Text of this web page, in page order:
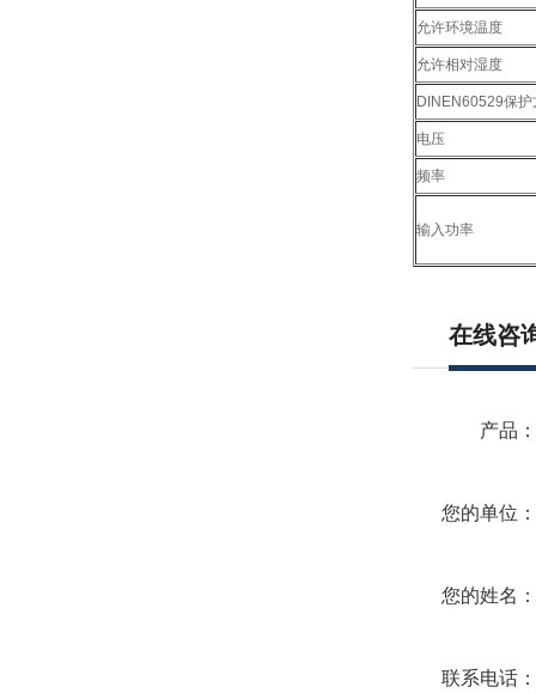
允许环境温度
允许相对湿度
DINEN60529保护
电压
频率
输入功率
在线咨
产品
您的单位
您的姓名
联系电话